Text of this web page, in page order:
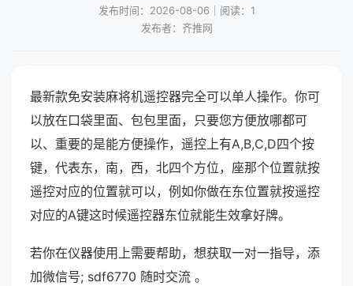
发布时间：2026-08-06｜阅读：1
发布者：齐推网
最新款免安装麻将机遥控器完全可以单人操作。你可
以放在口袋里面、包包里面，只要您方便放哪都可
以、重要的是能方便操作，遥控上有A,B,C,D四个按
键，代表东，南，西，北四个方位，座那个位置就按
遥控对应的位置就可以，例如你做在东位置就按遥控
对应的A键这时候遥控器东位就能生效拿好牌。
若你在仪器使用上需要帮助，想获取一对一指导，添
加微信号; sdf6770 随时交流 。